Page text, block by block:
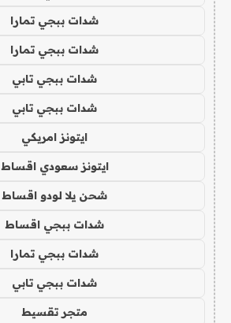
شدات ببجي تمارا
شدات ببجي تمارا
شدات ببجي تابي
شدات ببجي تابي
ايتونز امريكي
ايتونز سعودي اقساط
شحن يلا لودو اقساط
شدات ببجي اقساط
شدات ببجي تمارا
شدات ببجي تابي
متجر تقسيط